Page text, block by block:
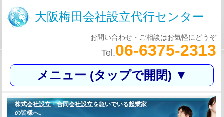
大阪梅田会社設立代行センター
お問い合わせ・ご相談はお気軽にどうぞ
Tel.06-6375-2313
メニュー (タップで開閉) ▼
株式会社設立・合同会社設立を急いでいる起業家
の皆様へ。